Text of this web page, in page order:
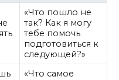
«Что пошло не
так? Как я могу
тебе помочь
подготовиться к
следующей?»
«Что самое